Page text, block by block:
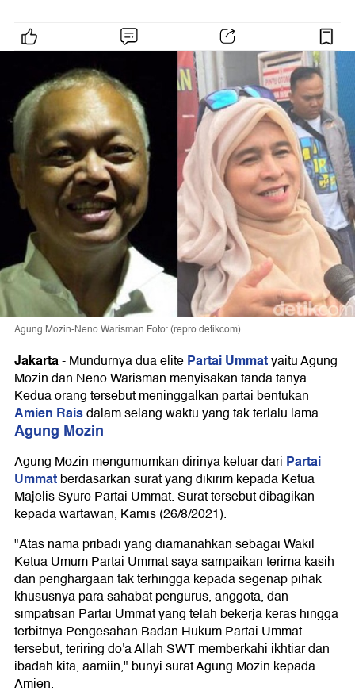
Agung Mozin-Neno Warisman Foto: (repro detikcom)
Jakarta-Mundurnya dua elitePartai Ummatyaitu Agung
Mozin dan Neno Warisman menyisakan tanda tanya.
Kedua orang tersebut meninggalkan partai bentukan
Amien Raisdalam selang waktu yang tak terlalu lama.
Agung Mozin
Agung Mozin mengumumkan dirinya keluar dari Partai
Ummatberdasarkan surat yang dikirim kepada Ketua
Majelis Syuro Partai Ummat. Surat tersebut dibagikan
kepada wartawan, Kamis (26/8/2021).
"Atas nama pribadi yang diamanahkan sebagai Wakil
Ketua Umum Partai Ummat saya sampaikan terima kasih
dan penghargaan tak terhingga kepada segenap pihak
khususnya para sahabat pengurus, anggota, dan
simpatisan Partai Ummat yang telah bekerja keras hingga
terbitnya Pengesahan Badan Hukum Partai Ummat
tersebut, teriring do'a Allah SWT memberkahi ikhtiar dan
ibadah kita, aamiin," bunyi surat Agung Mozin kepada
Amien.